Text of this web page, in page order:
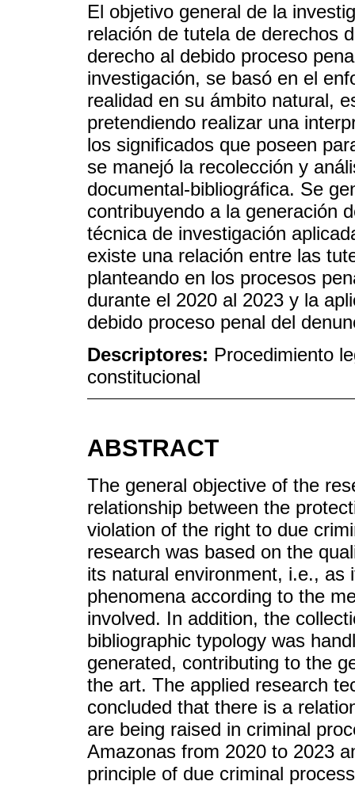
El objetivo general de la
relación de tutela de derechos
derecho al debido proceso
investigación, se basó en el
realidad en su ámbito natural,
pretendiendo realizar una
los significados que poseen
se manejó la recolección y
documental-bibliográfica. Se
contribuyendo a la generación
técnica de investigación
existe una relación entre las
planteando en los procesos
durante el 2020 al 2023 y la
debido proceso penal del
Descriptores: Procedimiento
constitucional
ABSTRACT
The general objective of the
relationship between the
violation of the right to due
research was based on the
its natural environment, i.e., as
phenomena according to the
involved. In addition, the
bibliographic typology was
generated, contributing to the
the art. The applied research
concluded that there is a
are being raised in criminal
Amazonas from 2020 to 2023
principle of due criminal